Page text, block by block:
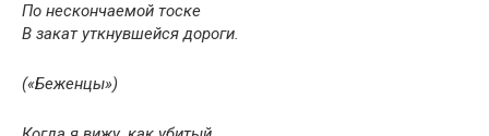
По нескончаемой тоске
В закат уткнувшейся дороги.
(«Беженцы»)